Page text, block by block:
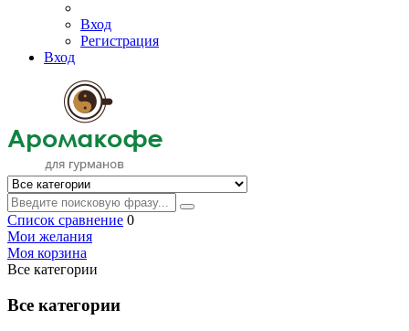
Вход
Регистрация
Вход
Список сравнение 0
Мои желания
Моя корзина
Все категории
Все категории